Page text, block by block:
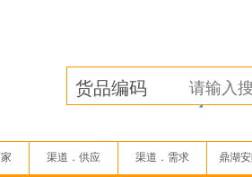
渠道．供应 渠道．需求 鼎湖